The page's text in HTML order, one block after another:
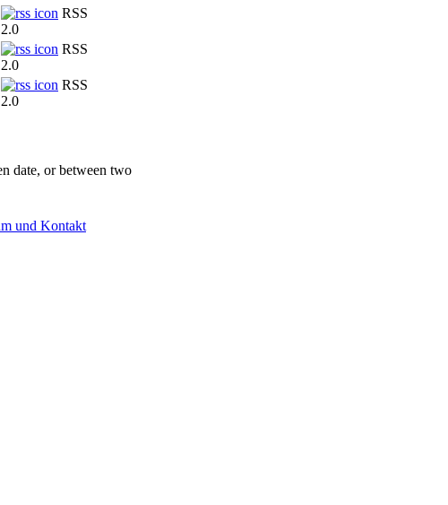
RSS
2.0
RSS
2.0
RSS
2.0
date, or between two
und Kontakt